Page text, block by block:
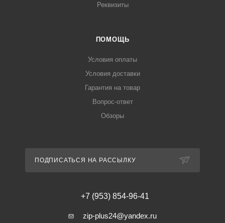
Реквизиты
ПОМОЩЬ
Условия оплаты
Условия доставки
Гарантия на товар
Вопрос-ответ
Обзоры
ПОДПИСАТЬСЯ НА РАССЫЛКУ
+7 (953) 854-96-41
zip-plus24@yandex.ru